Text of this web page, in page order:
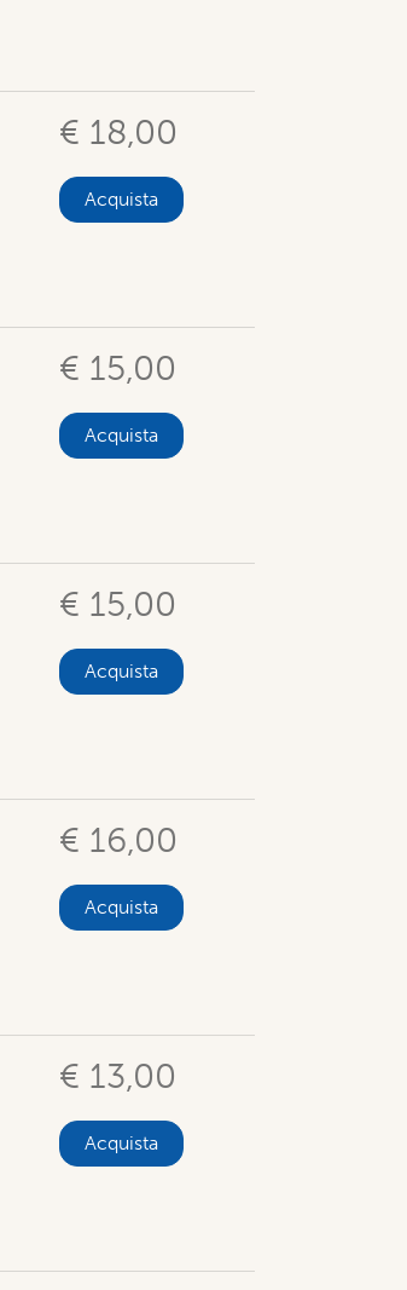
€ 18,00
Acquista
€ 15,00
Acquista
€ 15,00
Acquista
€ 16,00
Acquista
€ 13,00
Acquista